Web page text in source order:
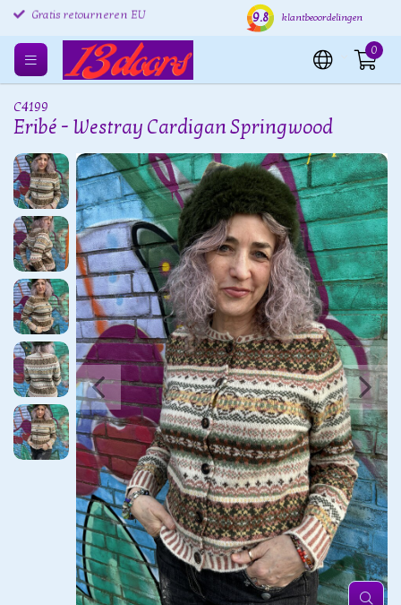
Gratis retourneren EU Verzending binnen 24 uur
9.8 klantbeoordelingen
0
C4199
Eribé - Westray Cardigan Springwood